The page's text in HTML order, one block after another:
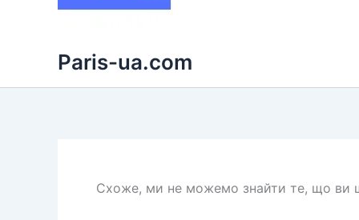
Paris-ua.com
Схоже, ми не можемо знайти те, що ви